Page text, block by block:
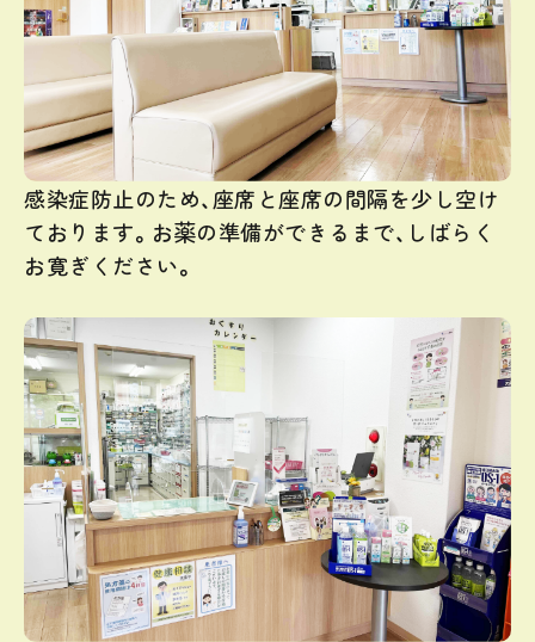
感染症防止のため、座席と座席の間隔を少し空け
ております。お薬の準備ができるまで、しばらく
お寛ぎください。